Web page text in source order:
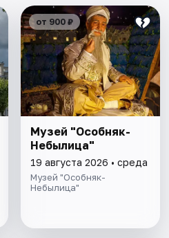
от 900 ₽
Музей "Особняк-
Небылица"
19 августа 2026 • среда
Музей "Особняк-
Небылица"